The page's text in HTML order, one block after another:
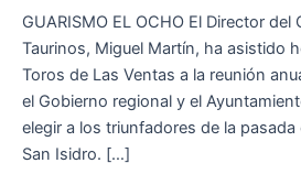
GUARISMO EL OCHO El Director
Taurinos, Miguel Martín, ha asistido
Toros de Las Ventas a la reunión
el Gobierno regional y el
elegir a los triunfadores de la pasada
San Isidro. […]
la
pasada
edición
de
la
Feria